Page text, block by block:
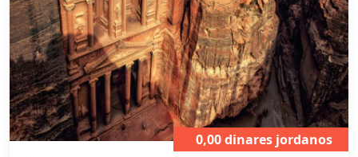
0,00 dinares jordanos